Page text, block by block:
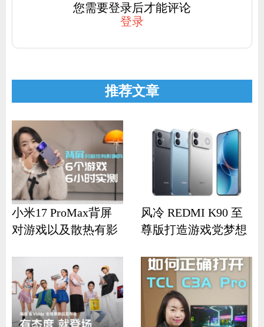
您需要登录后才能评论
登录
推荐文章
小米17 ProMax背屏
对游戏以及散热有影
风冷 REDMI K90 至
尊版打造游戏党梦想